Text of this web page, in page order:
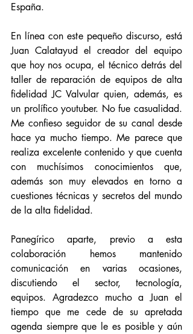
España.
En línea con este pequeño discurso, está
Juan Calatayud el creador del equipo
que hoy nos ocupa, el técnico detrás del
taller de reparación de equipos de alta
fidelidad JC Valvular quien, además, es
un prolífico youtuber. No fue casualidad.
Me confieso seguidor de su canal desde
hace ya mucho tiempo. Me parece que
realiza excelente contenido y que cuenta
con muchísimos conocimientos que,
además son muy elevados en torno a
cuestiones técnicas y secretos del mundo
de la alta fidelidad.
Panegírico aparte, previo a esta
colaboración hemos mantenido
comunicación en varias ocasiones,
discutiendo el sector, tecnología,
equipos. Agradezco mucho a Juan el
tiempo que me cede de su apretada
agenda siempre que le es posible y aún